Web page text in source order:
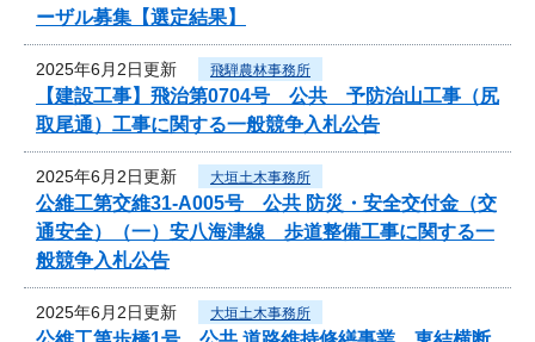
ーザル募集【選定結果】
2025年6月2日更新 飛騨農林事務所
【建設工事】飛治第0704号 公共 予防治山工事（尻
取尾通）工事に関する一般競争入札公告
2025年6月2日更新 大垣土木事務所
公維工第交維31-A005号 公共 防災・安全交付金（交
通安全）（一）安八海津線 歩道整備工事に関する一
般競争入札公告
2025年6月2日更新 大垣土木事務所